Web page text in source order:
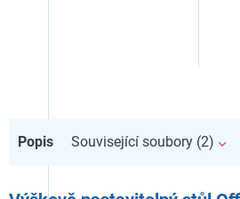
Popis Související soubory (2)